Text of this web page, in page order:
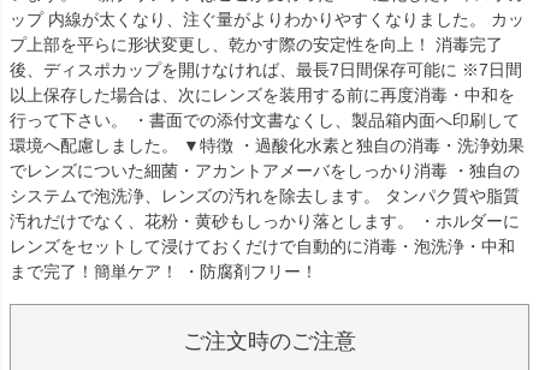
ップ 内線が太くなり、注ぐ量がよりわかりやすくなりました。 カッ
プ上部を平らに形状変更し、乾かす際の安定性を向上！ 消毒完了
後、ディスポカップを開けなければ、最長7日間保存可能に ※7日間
以上保存した場合は、次にレンズを装用する前に再度消毒・中和を
行って下さい。 ・書面での添付文書なくし、製品箱内面へ印刷して
環境へ配慮しました。 ▼特徴 ・過酸化水素と独自の消毒・洗浄効果
でレンズについた細菌・アカントアメーバをしっかり消毒 ・独自の
システムで泡洗浄、レンズの汚れを除去します。 タンパク質や脂質
汚れだけでなく、花粉・黄砂もしっかり落とします。 ・ホルダーに
レンズをセットして浸けておくだけで自動的に消毒・泡洗浄・中和
まで完了！簡単ケア！ ・防腐剤フリー！
ご注文時のご注意